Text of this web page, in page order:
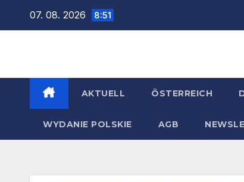
07. 08. 2026 8:51
AKTUELL ÖSTERREICH
WYDANIE POLSKIE AGB